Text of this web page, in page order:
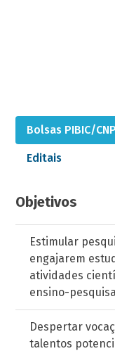
Bolsas PIBIC/
Editais
Objetivos
Estimular
engajarem
atividades
ensino-
Despertar
talentos